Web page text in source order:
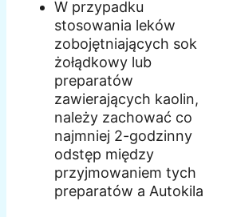
W przypadku
stosowania leków
zobojętniających sok
żołądkowy lub
preparatów
zawierających kaolin,
należy zachować co
najmniej 2-godzinny
odstęp między
przyjmowaniem tych
preparatów a Autokila